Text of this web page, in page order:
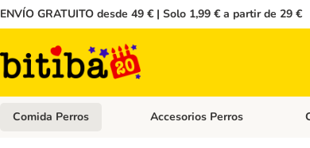
ENVÍO GRATUITO desde 49 € | Solo 1,99 € a partir de 29 €
Comida Perros Menú de categoria abierto:
Accesorios Perros